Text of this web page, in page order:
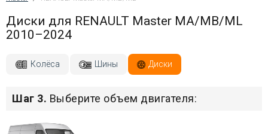
Услуги шиномонтажа
Хранение шин
Вы здесь
Диски для RENAULT Master MA/MB/ML
2010–2024
Колёса Шины Диски
Шаг 3. Выберите объем двигателя: